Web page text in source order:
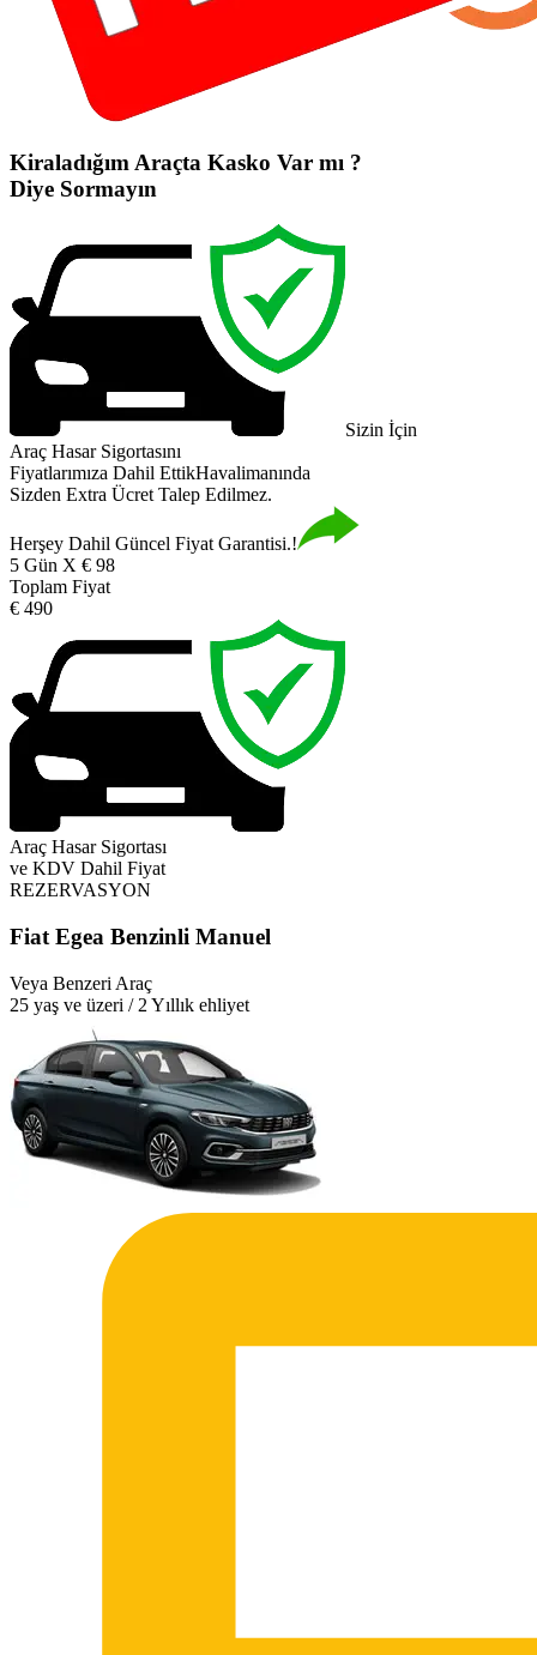
Kiraladığım Araçta Kasko Var mı ?
Diye Sormayın
Sizin İçin
Araç Hasar Sigortasını
Fiyatlarımıza Dahil EttikHavalimanında
Sizden Extra Ücret Talep Edilmez.
Herşey Dahil Güncel Fiyat Garantisi.!
5 Gün X € 98
Toplam Fiyat
€ 490
Araç Hasar Sigortası
ve KDV Dahil Fiyat
REZERVASYON
Fiat Egea Benzinli Manuel
Veya Benzeri Araç
25 yaş ve üzeri / 2 Yıllık ehliyet